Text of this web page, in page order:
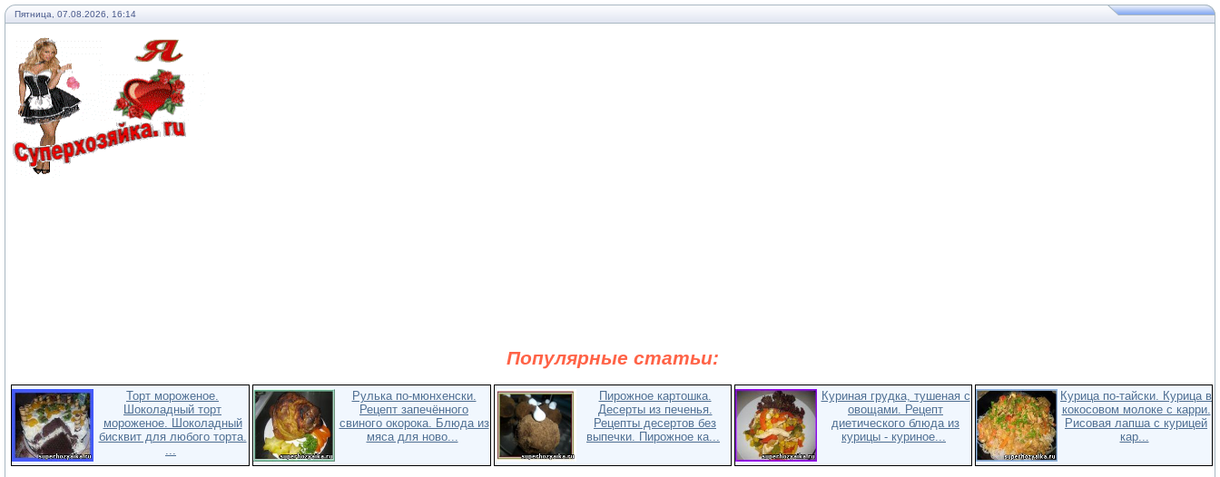
Пятница, 07.08.2026, 16:14
Популярные статьи:
Торт мороженое.
Шоколадный торт
мороженое. Шоколадный
бисквит для любого торта.
...
Рулька по-мюнхенски.
Рецепт запечённого
свиного окорока. Блюда из
мяса для ново...
Пирожное картошка.
Десерты из печенья.
Рецепты десертов без
выпечки. Пирожное ка...
Куриная грудка, тушеная с
овощами. Рецепт
диетического блюда из
курицы - куриное...
Курица по-тайски. Курица в
кокосовом молоке с карри.
Рисовая лапша с курицей
кар...